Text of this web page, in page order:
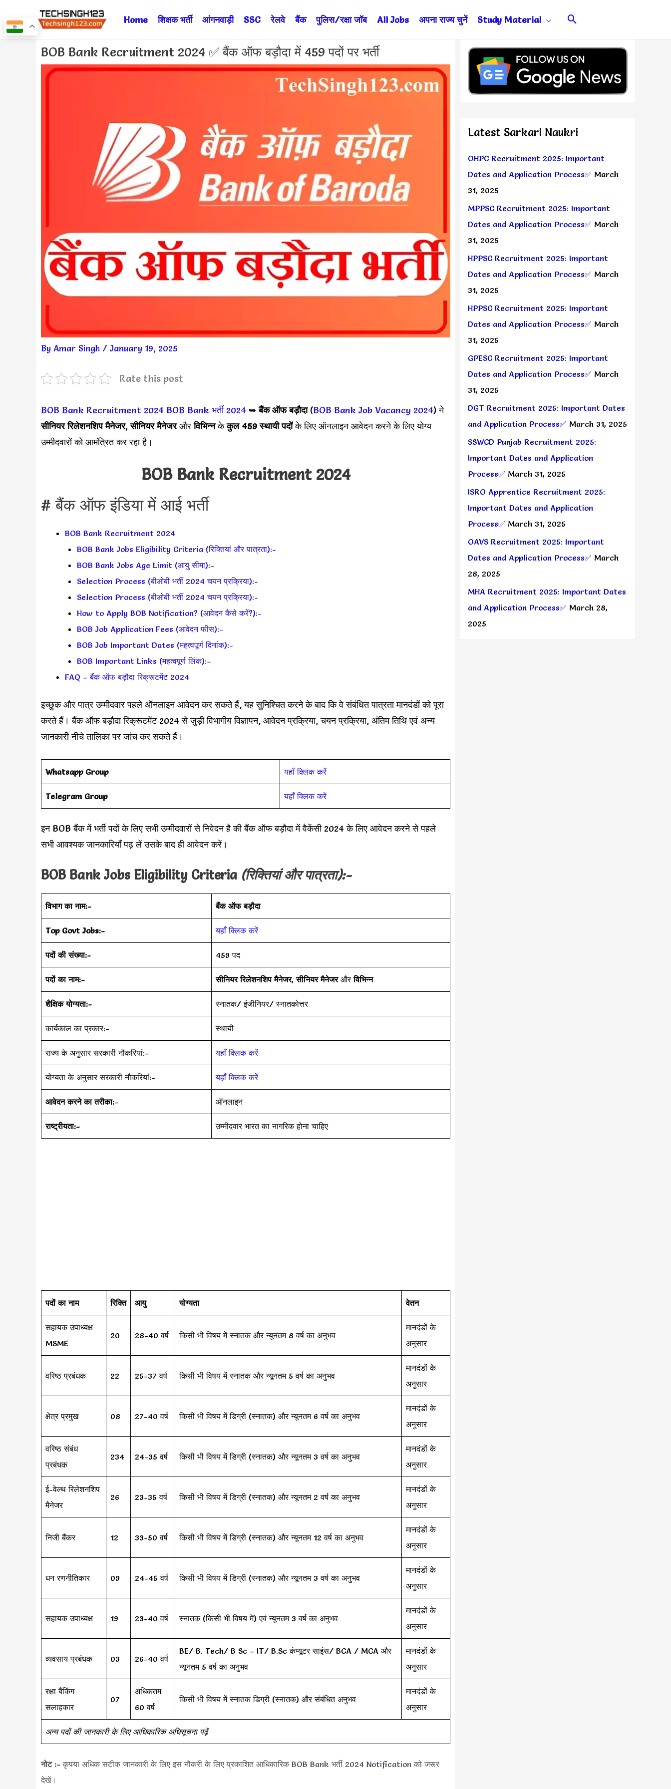
to
Home शिक्षक भर्ती आंगनवाड़ी SSC रेलवे बैंक पुलिस/रक्षा जॉब All Jobs अपना राज्य चुनें Study Material Search
BOB Bank Recruitment 2024 ✅ बैंक ऑफ बड़ौदा में 459 पदों पर भर्ती
By Amar Singh / January 19, 2025
Rate this post
BOB Bank Recruitment 2024 BOB Bank भर्ती 2024 ➥बैंक ऑफ बड़ौदा(BOB Bank Job Vacancy 2024) ने
सीनियर रिलेशनशिप मैनेजर, सीनियर मैनेजरऔरविभिन्नकेकुल 459 स्थायी पदोंके लिए ऑनलाइन आवेदन करने के लिए योग्य
उम्मीदवारों को आमंत्रित कर रहा है।
BOB Bank Recruitment 2024
# बैंक ऑफ इंडिया में आई भर्ती
BOB Bank Recruitment 2024
BOB Bank Jobs Eligibility Criteria (रिक्तियां और पात्रता):-
BOB Bank Jobs Age Limit (आयु सीमा):-
Selection Process (बीओबी भर्ती 2024 चयन प्रक्रिया):-
Selection Process (बीओबी भर्ती 2024 चयन प्रक्रिया):-
How to Apply BOB Notification? (आवेदन कैसे करें?):-
BOB Job Application Fees (आवेदन फीस):-
BOB Job Important Dates (महत्वपूर्ण दिनांक):-
BOB Important Links (महत्वपूर्ण लिंक):–
FAQ – बैंक ऑफ बड़ौदा रिक्रूटमेंट 2024
इच्छुक और पात्र उम्मीदवार पहले ऑनलाइन आवेदन कर सकते हैं, यह सुनिश्चित करने के बाद कि वे संबंधित पात्रता मानदंडों को पूरा
करते हैं। बैंक ऑफ बड़ौदा रिक्रूटमेंट 2024 से जुड़ी विभागीय विज्ञापन, आवेदन प्रक्रिया, चयन प्रक्रिया, अंतिम तिथि एवं अन्य
जानकारी नीचे तालिका पर जांच कर सकते हैं।
Whatsapp Group यहाँ क्लिक करें
Telegram Group यहाँ क्लिक करें
इन BOB बैंक में भर्ती पदों के लिए सभी उम्मीदवारों से निवेदन है की बैंक ऑफ बड़ौदा में वैकेंसी 2024 के लिए आवेदन करने से पहले
सभी आवश्यक जानकारियाँ पढ़ लें उसके बाद ही आवेदन करें।
BOB Bank Jobs Eligibility Criteria (रिक्तियां और पात्रता):-
विभाग का नाम:- बैंक ऑफ बड़ौदा
Top Govt Jobs:- यहाँ क्लिक करें
पदों की संख्या:- 459 पद
पदों का नाम:- सीनियर रिलेशनशिप मैनेजर, सीनियर मैनेजरऔरविभिन्न
शैक्षिक योग्यता:- स्नातक/ इंजीनियर/ स्नातकोत्तर
कार्यकाल का प्रकार:- स्थायी
राज्य के अनुसार सरकारी नौकरियां:- यहाँ क्लिक करें
योग्यता के अनुसार सरकारी नौकरियां:- यहाँ क्लिक करें
आवेदन करने का तरीका:– ऑनलाइन
राष्ट्रीयता:- उम्मीदवार भारत का नागरिक होना चाहिए
पदों का नाम रिक्ति आयु योग्यता वेतन
सहायक उपाध्यक्ष
MSME
20 28-40 वर्ष किसी भी विषय में स्नातक और न्यूनतम 8 वर्ष का अनुभव
मानदंडों के
अनुसार
वरिष्ठ प्रबंधक 22 25-37 वर्ष किसी भी विषय में स्नातक और न्यूनतम 5 वर्ष का अनुभव
मानदंडों के
अनुसार
क्षेत्र प्रमुख 08 27-40 वर्ष किसी भी विषय में डिग्री (स्नातक) और न्यूनतम 6 वर्ष का अनुभव
मानदंडों के
अनुसार
वरिष्ठ संबंध
प्रबंधक
234 24-35 वर्ष किसी भी विषय में डिग्री (स्नातक) और न्यूनतम 3 वर्ष का अनुभव
मानदंडों के
अनुसार
ई-वेल्थ रिलेशनशिप
मैनेजर
26 23-35 वर्ष किसी भी विषय में डिग्री (स्नातक) और न्यूनतम 2 वर्ष का अनुभव
मानदंडों के
अनुसार
निजी बैंकर 12 33-50 वर्ष किसी भी विषय में डिग्री (स्नातक) और न्यूनतम 12 वर्ष का अनुभव
मानदंडों के
अनुसार
धन रणनीतिकार 09 24-45 वर्ष किसी भी विषय में डिग्री (स्नातक) और न्यूनतम 3 वर्ष का अनुभव
मानदंडों के
अनुसार
सहायक उपाध्यक्ष 19 23-40 वर्ष स्नातक (किसी भी विषय में) एवं न्यूनतम 3 वर्ष का अनुभव
मानदंडों के
अनुसार
व्यवसाय प्रबंधक 03 26-40 वर्ष
BE/ B. Tech/ B Sc – IT/ B.Sc कंप्यूटर साइंस/ BCA / MCA और
न्यूनतम 5 वर्ष का अनुभव
मानदंडों के
अनुसार
रक्षा बैंकिंग
सलाहकार
07
अधिकतम
60 वर्ष
किसी भी विषय में स्नातक डिग्री (स्नातक) और संबंधित अनुभव
मानदंडों के
अनुसार
अन्य पदों की जानकारी के लिए आधिकारिक अधिसूचना पढ़ें
नोट :- कृपया अधिक सटीक जानकारी के लिए इस नौकरी के लिए प्रकाशित आधिकारिक BOB Bank भर्ती 2024 Notification को जरूर
देखें।
Post
navigation
Latest Sarkari Naukri
OHPC Recruitment 2025: Important
Dates and Application Process✅ March
31, 2025
MPPSC Recruitment 2025: Important
Dates and Application Process✅ March
31, 2025
HPPSC Recruitment 2025: Important
Dates and Application Process✅ March
31, 2025
HPPSC Recruitment 2025: Important
Dates and Application Process✅ March
31, 2025
GPESC Recruitment 2025: Important
Dates and Application Process✅ March
31, 2025
DGT Recruitment 2025: Important Dates
and Application Process✅ March 31, 2025
SSWCD Punjab Recruitment 2025:
Important Dates and Application
Process✅ March 31, 2025
ISRO Apprentice Recruitment 2025:
Important Dates and Application
Process✅ March 31, 2025
OAVS Recruitment 2025: Important
Dates and Application Process✅ March
28, 2025
MHA Recruitment 2025: Important Dates
and Application Process✅ March 28,
2025